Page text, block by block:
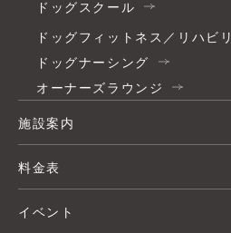
ドッグスクール
ドッグフィットネス／リハビリ
ドッグナーシング
オーナーズラウンジ
施設案内
料金表
イベント